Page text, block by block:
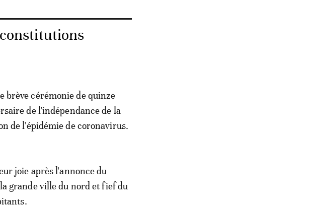
brève cérémonie de quinze
de l'indépendance de la
de l'épidémie de coronavirus.
joie après l'annonce du
grande ville du nord et fief du